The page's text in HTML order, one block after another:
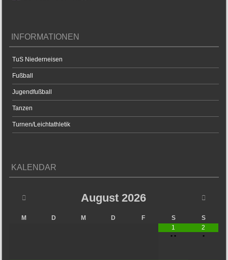
INFORMATIONEN
TuS Niederneisen
Fußball
Jugendfußball
Tanzen
Turnen/Leichtathletik
KALENDAR
August 2026
M D M D F S
S
1
••
2
•